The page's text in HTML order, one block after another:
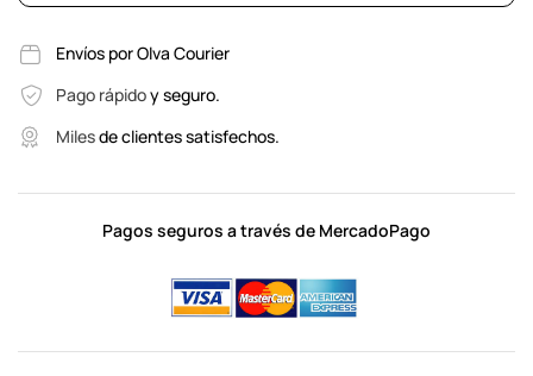
Envíos por Olva Courier
Pago rápidoy seguro.
Milesde clientes satisfechos.
Pagos seguros a través de MercadoPago